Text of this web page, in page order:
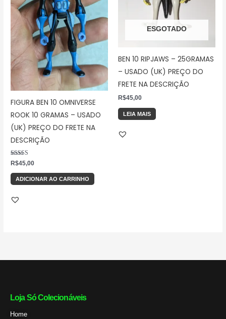
FIGURA BEN 10 OMNIVERSE
ROOK 10 GRAMAS – USADO
(UK) PREÇO DO FRETE NA
DESCRIÇÃO
Avaliação
5.00
de 5
R$45,00
ADICIONAR AO CARRINHO
ESGOTADO
BEN 10 RIPJAWS – 25GRAMAS
– USADO (UK) PREÇO DO
FRETE NA DESCRIÇÃO
R$45,00
LEIA MAIS
Loja Só Colecionáveis
Home